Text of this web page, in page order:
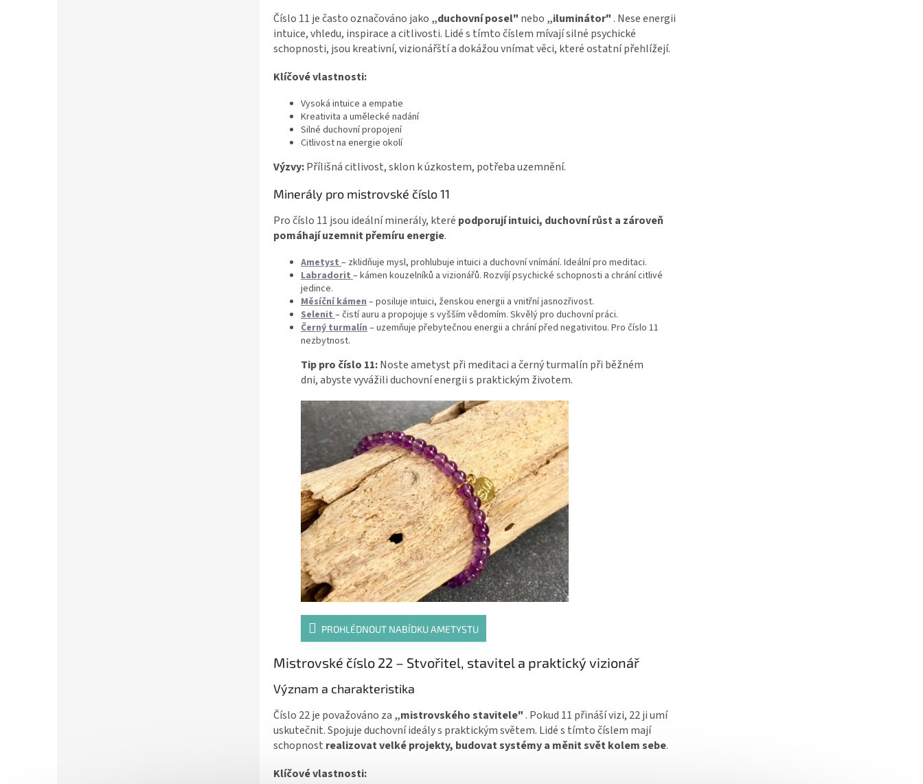
Číslo 11 je často označováno jako „duchovní posel" nebo „iluminátor" . Nese energii
intuice, vhledu, inspirace a citlivosti. Lidé s tímto číslem mívají silné psychické
schopnosti, jsou kreativní, vizionářští a dokážou vnímat věci, které ostatní přehlížejí.
Klíčové vlastnosti:
Vysoká intuice a empatie
Kreativita a umělecké nadání
Silné duchovní propojení
Citlivost na energie okolí
Výzvy:Přílišná citlivost, sklon k úzkostem, potřeba uzemnění.
Minerály pro mistrovské číslo 11
Pro číslo 11 jsou ideální minerály, které podporují intuici, duchovní růst a zároveň
pomáhají uzemnit přemíru energie.
Ametyst – zklidňuje mysl, prohlubuje intuici a duchovní vnímání. Ideální pro meditaci.
Labradorit – kámen kouzelníků a vizionářů. Rozvíjí psychické schopnosti a chrání citlivé
jedince.
Měsíční kámen – posiluje intuici, ženskou energii a vnitřní jasnozřivost.
Selenit – čistí auru a propojuje s vyšším vědomím. Skvělý pro duchovní práci.
Černý turmalín – uzemňuje přebytečnou energii a chrání před negativitou. Pro číslo 11
nezbytnost.
Tip pro číslo 11:Noste ametyst při meditaci a černý turmalín při běžném
dni, abyste vyvážili duchovní energii s praktickým životem.
PROHLÉDNOUT NABÍDKU AMETYSTU
Mistrovské číslo 22 – Stvořitel, stavitel a praktický vizionář
Význam a charakteristika
Číslo 22 je považováno za „mistrovského stavitele" . Pokud 11 přináší vizi, 22 ji umí
uskutečnit. Spojuje duchovní ideály s praktickým světem. Lidé s tímto číslem mají
schopnost realizovat velké projekty, budovat systémy a měnit svět kolem sebe.
Klíčové vlastnosti: